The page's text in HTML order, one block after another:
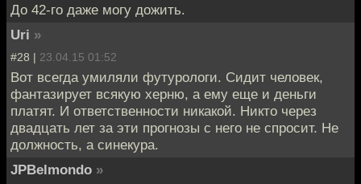
До 42-го даже могу дожить.
Uri »
#28 | 23.04.15 01:52
Вот всегда умиляли футурологи. Сидит человек,
фантазирует всякую херню, а ему еще и деньги
платят. И ответственности никакой. Никто через
двадцать лет за эти прогнозы с него не спросит. Не
должность, а синекура.
JPBelmondo »